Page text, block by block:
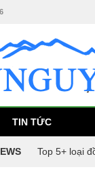
TIN TỨC
Top 5+ loại